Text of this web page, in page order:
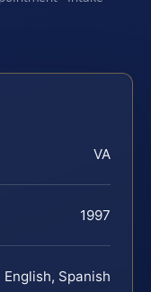
VA
1997
English, Spanish